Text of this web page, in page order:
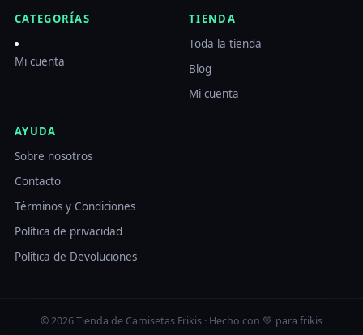
CATEGORÍAS
Mi cuenta
TIENDA
Toda la tienda
Blog
Mi cuenta
AYUDA
Sobre nosotros
Contacto
Términos y Condiciones
Política de privacidad
Política de Devoluciones
© 2026 Tienda de Camisetas Frikis · Hecho con 💚 para frikis